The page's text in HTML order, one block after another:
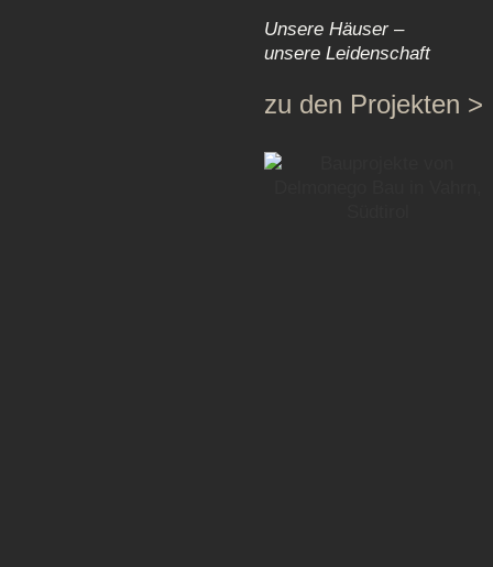
Unsere Häuser –
unsere Leidenschaft
zu den Projekten >